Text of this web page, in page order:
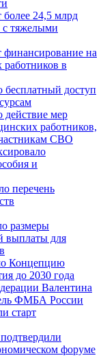
более 24,5 млрд
с тяжелыми
финансирование на
в
бесплатный доступ
действие мер
работников,
СВО
и
перечень
размеры
выплаты для
Концепцию
до 2030 года
Валентина
ФМБА России
старт
форуме